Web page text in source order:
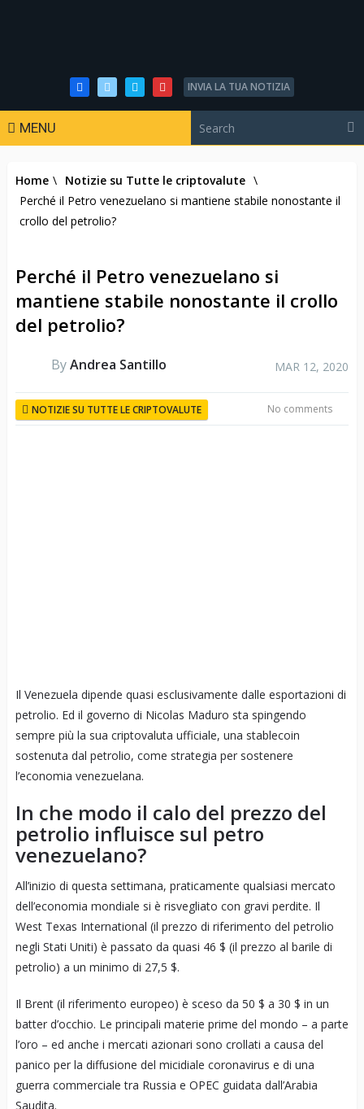
INVIA LA TUA NOTIZIA
MENU
Home \ Notizie su Tutte le criptovalute \
Perché il Petro venezuelano si mantiene stabile nonostante il
crollo del petrolio?
Perché il Petro venezuelano si
mantiene stabile nonostante il crollo
del petrolio?
ByAndrea Santillo MAR 12, 2020
NOTIZIE SU TUTTE LE CRIPTOVALUTE No comments
Il Venezuela dipende quasi esclusivamente dalle esportazioni di
petrolio. Ed il governo di Nicolas Maduro sta spingendo
sempre più la sua criptovaluta ufficiale, una stablecoin
sostenuta dal petrolio, come strategia per sostenere
l’economia venezuelana.
In che modo il calo del prezzo del
petrolio influisce sul petro
venezuelano?
All’inizio di questa settimana, praticamente qualsiasi mercato
dell’economia mondiale si è risvegliato con gravi perdite. Il
West Texas International (il prezzo di riferimento del petrolio
negli Stati Uniti) è passato da quasi 46 $ (il prezzo al barile di
petrolio) a un minimo di 27,5 $.
Il Brent (il riferimento europeo) è sceso da 50 $ a 30 $ in un
batter d’occhio. Le principali materie prime del mondo – a parte
l’oro – ed anche i mercati azionari sono crollati a causa del
panico per la diffusione del micidiale coronavirus e di una
guerra commerciale tra Russia e OPEC guidata dall’Arabia
Saudita.